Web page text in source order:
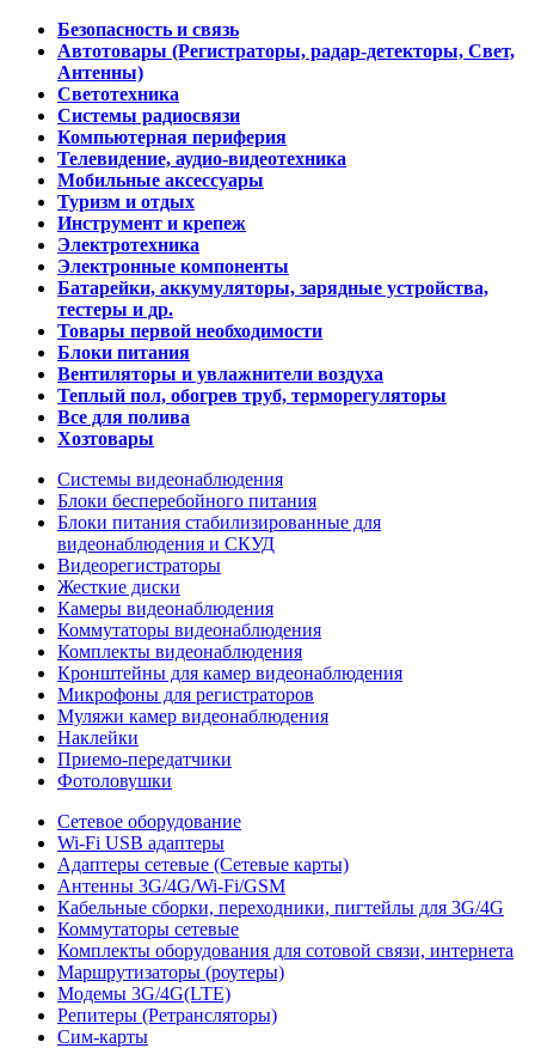
Безопасность и связь
Автотовары (Регистраторы, радар-детекторы, Свет,
Антенны)
Светотехника
Системы радиосвязи
Компьютерная периферия
Телевидение, аудио-видеотехника
Мобильные аксессуары
Туризм и отдых
Инструмент и крепеж
Электротехника
Электронные компоненты
Батарейки, аккумуляторы, зарядные устройства,
тестеры и др.
Товары первой необходимости
Блоки питания
Вентиляторы и увлажнители воздуха
Теплый пол, обогрев труб, терморегуляторы
Все для полива
Хозтовары
Системы видеонаблюдения
Блоки бесперебойного питания
Блоки питания стабилизированные для
видеонаблюдения и СКУД
Видеорегистраторы
Жесткие диски
Камеры видеонаблюдения
Коммутаторы видеонаблюдения
Комплекты видеонаблюдения
Кронштейны для камер видеонаблюдения
Микрофоны для регистраторов
Муляжи камер видеонаблюдения
Наклейки
Приемо-передатчики
Фотоловушки
Сетевое оборудование
Wi-Fi USB адаптеры
Адаптеры сетевые (Сетевые карты)
Антенны 3G/4G/Wi-Fi/GSM
Кабельные сборки, переходники, пигтейлы для 3G/4G
Коммутаторы сетевые
Комплекты оборудования для сотовой связи, интернета
Маршрутизаторы (роутеры)
Модемы 3G/4G(LTE)
Репитеры (Ретрансляторы)
Сим-карты